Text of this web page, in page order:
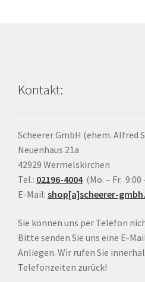
Kontakt:
Scheerer GmbH (ehem. Alfred
Neuenhaus 21a
42929 Wermelskirchen
Tel.: 02196-4004(Mo. – Fr. 9:00
E-Mail:shop[a]scheerer-
Sie können uns per Telefon
Bitte senden Sie uns eine E-
Anliegen. Wir rufen Sie
Telefonzeiten zurück!